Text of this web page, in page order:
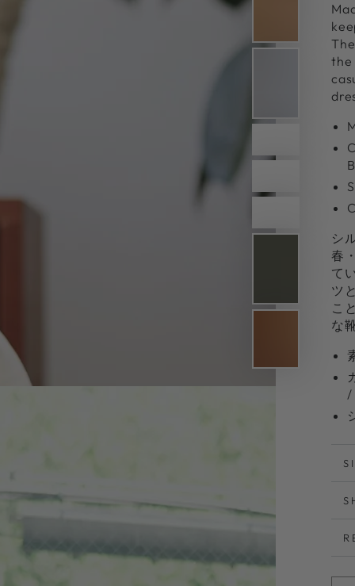
the
シ
春
て
ツ
こ
な
/